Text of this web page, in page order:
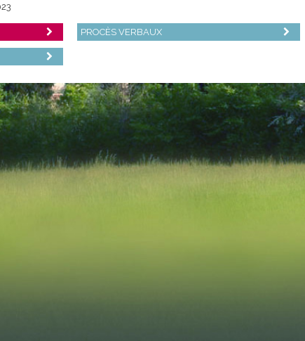
PROCÈS VERBAUX